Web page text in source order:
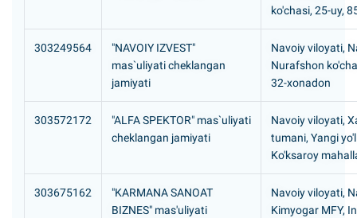
ko'chasi, 25-uy,
303249564
"NAVOIY IZVEST"
mas`uliyati cheklangan
jamiyati
Navoiy viloyati,
Nurafshon
32-xonadon
303572172
"ALFA SPEKTOR" mas`uliyati
cheklangan jamiyati
Navoiy viloyati,
tumani, Yangi yo'l
Ko'ksaroy
303675162
"KARMANA SANOAT
BIZNES" mas'uliyati
Navoiy viloyati,
Kimyogar MFY,